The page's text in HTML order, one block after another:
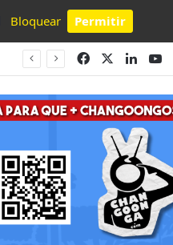
Bloquear Permitir
Facebook